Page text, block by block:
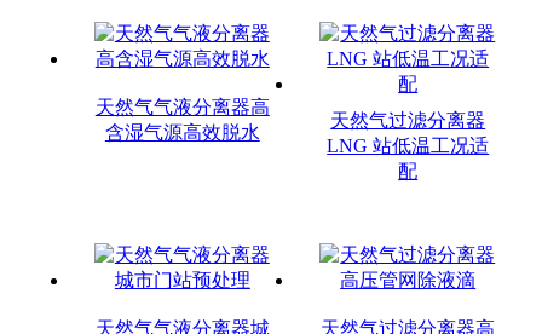
天然气气液分离器高
含湿气源高效脱水
天然气过滤分离器
LNG 站低温工况适
配
天然气气液分离器城
天然气过滤分离器高